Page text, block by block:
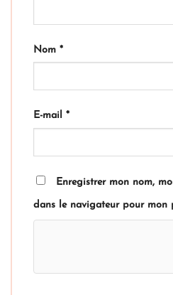
Nom *
E-mail *
Enregistrer mon nom,
dans le navigateur pour mon